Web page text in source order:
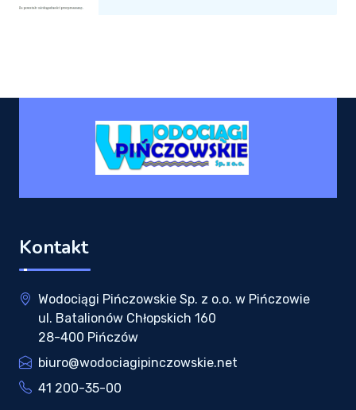
Kontakt
Wodociągi Pińczowskie Sp. z o.o. w Pińczowie
ul. Batalionów Chłopskich 160
28-400 Pińczów
biuro@wodociagipinczowskie.net
41 200-35-00